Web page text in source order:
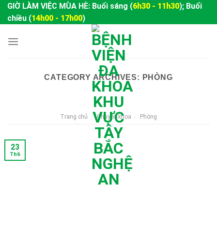
SkipGIỜ LÀM VIỆC MÙA HÈ: Buổi sáng (6h30 - 11h30); Buổi
chiều (14h00 - 17h00)
CATEGORY ARCHIVES: PHÒNG
Trang chủ / Chuyên khoa / Phòng
23
Th6